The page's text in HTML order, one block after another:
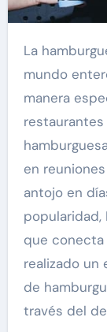
La hamburguesa es un platillo tan famoso en el
mundo
manera
en
antojo en
popularidad,
que conecta
realizado un
de
través del